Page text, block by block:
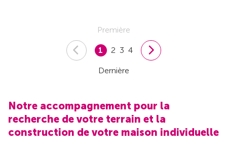
Première
1 2 3 4
Dernière
Notre accompagnement pour la
recherche de votre terrain et la
construction de votre maison individuelle